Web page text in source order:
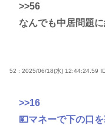
>>56
なんでも中居問題
52 : 2025/06/18(水) 12:44:24.59
>>16
💴マネーで下の口